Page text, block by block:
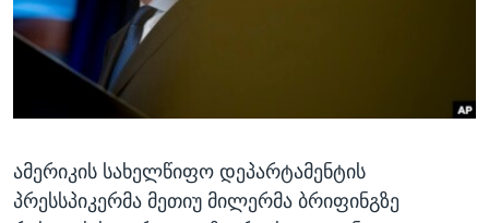
ᲡᲢᲣᲓᲘᲐ ᲕᲐᲨᲘᲜᲒᲢᲝᲜᲘ
ᲔᲙᲝᲜᲝᲛᲘᲙᲐ
ᲯᲐᲜᲛᲠᲗᲔᲚᲝᲑᲐ
ᲛᲔᲪᲜᲘᲔᲠᲔᲑᲐ
ᲙᲣᲚᲢᲣᲠᲐ
ᲒᲐᲚᲘᲚᲔᲝ
Learning English
ᲗᲕᲐᲚᲘ ᲒᲕᲐᲓᲔᲕᲜᲔᲗ
ენები
ამერიკის სახელწიფო დეპარტამენტის
პრესსპიკერმა მეთიუ მილერმა ბრიფინგზე